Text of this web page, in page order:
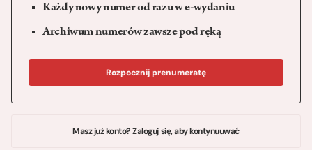
Każdy nowy numer od razu w e-wydaniu
Archiwum numerów zawsze pod ręką
Rozpocznij prenumeratę
Masz już konto? Zaloguj się, aby kontynuuwać